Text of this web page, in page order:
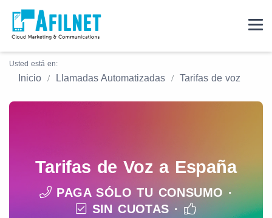
Usted está en:
Inicio Llamadas Automatizadas Tarifas de voz
Tarifas de Voz a España
PAGA SÓLO TU CONSUMO ·
SIN CUOTAS ·